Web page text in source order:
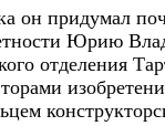
он придумал
Юрию
отделения